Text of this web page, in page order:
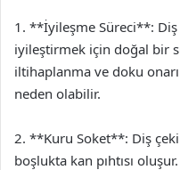
1. **İyileşme Süreci**: Diş
iyileştirmek için doğal bir
iltihaplanma ve doku
neden olabilir.
2. **Kuru Soket**: Diş
boşlukta kan pıhtısı